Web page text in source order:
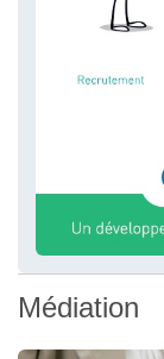
Médiation